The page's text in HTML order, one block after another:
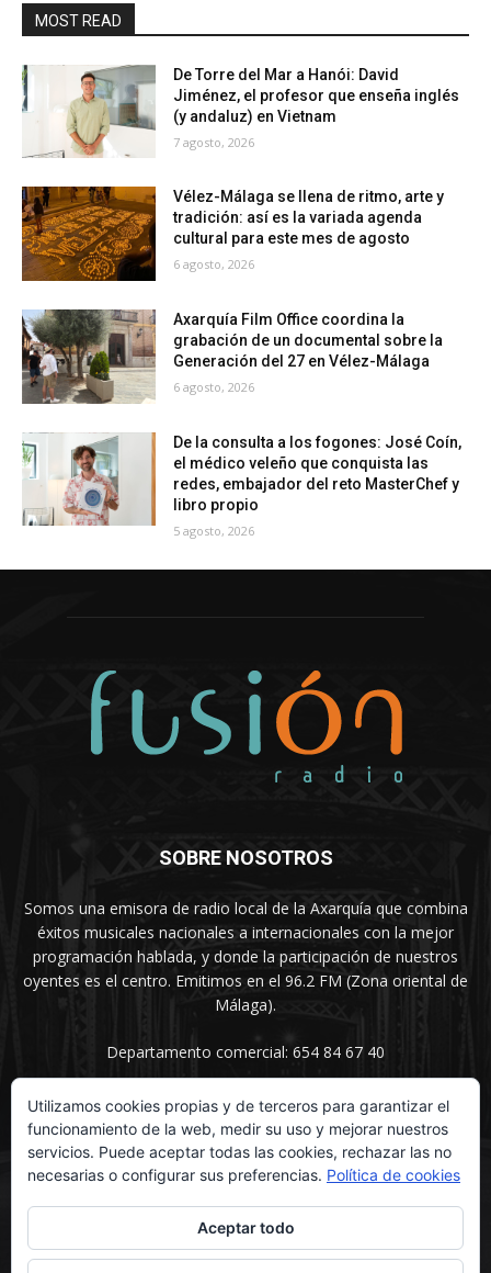
MOST READ
De Torre del Mar a Hanói: David
Jiménez, el profesor que enseña inglés
(y andaluz) en Vietnam
7 agosto, 2026
Vélez-Málaga se llena de ritmo, arte y
tradición: así es la variada agenda
cultural para este mes de agosto
6 agosto, 2026
Axarquía Film Office coordina la
grabación de un documental sobre la
Generación del 27 en Vélez-Málaga
6 agosto, 2026
De la consulta a los fogones: José Coín,
el médico veleño que conquista las
redes, embajador del reto MasterChef y
libro propio
5 agosto, 2026
SOBRE NOSOTROS
Somos una emisora de radio local de la Axarquía que combina
éxitos musicales nacionales a internacionales con la mejor
programación hablada, y donde la participación de nuestros
oyentes es el centro. Emitimos en el 96.2 FM (Zona oriental de
Málaga).
Departamento comercial: 654 84 67 40
SÍGUENOS
Utilizamos cookies propias y de terceros para garantizar el
funcionamiento de la web, medir su uso y mejorar nuestros
servicios. Puede aceptar todas las cookies, rechazar las no
necesarias o configurar sus preferencias. Política de cookies
Aceptar todo